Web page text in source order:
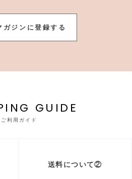
ガジンに登録する
GUIDE
ご利用ガイド
送料について②